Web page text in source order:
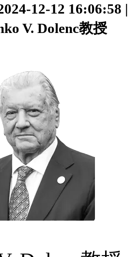
12-12 16:06:58 |
V. Dolenc教授